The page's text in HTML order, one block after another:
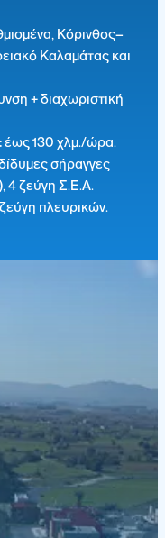
Κόρινθος–
Καλαμάτας και
+ διαχωριστική
έως 130 χλμ./ώρα.
σήραγγες
4 ζεύγη Σ.Ε.Α.
πλευρικών.